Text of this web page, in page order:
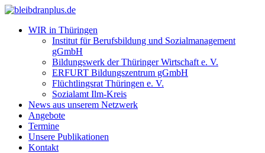
WIR in Thüringen
Institut für Berufsbildung und Sozialmanagement
gGmbH
Bildungswerk der Thüringer Wirtschaft e. V.
ERFURT Bildungszentrum gGmbH
Flüchtlingsrat Thüringen e. V.
Sozialamt Ilm-Kreis
News aus unserem Netzwerk
Angebote
Termine
Unsere Publikationen
Kontakt